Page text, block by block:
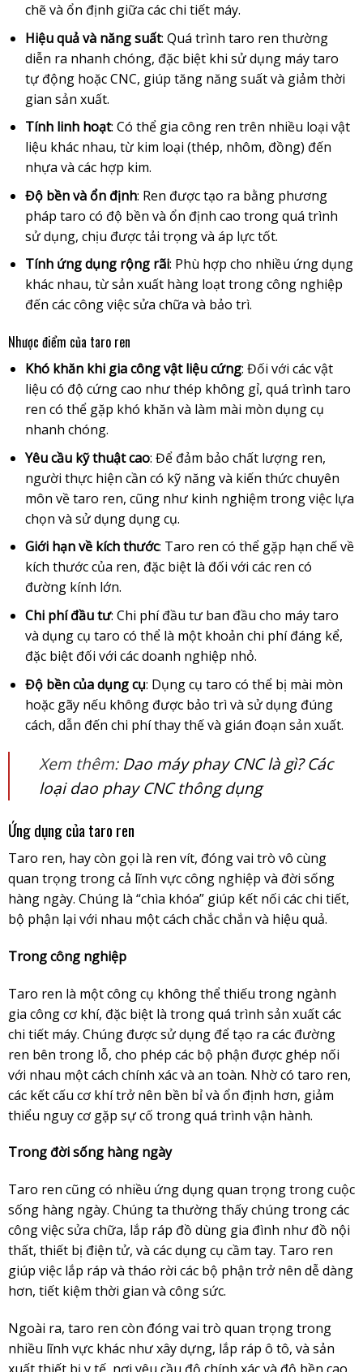
chẽ và ổn định giữa các chi tiết máy.
Hiệu quả và năng suất: Quá trình taro ren thường
diễn ra nhanh chóng, đặc biệt khi sử dụng máy taro
tự động hoặc CNC, giúp tăng năng suất và giảm thời
gian sản xuất.
Tính linh hoạt: Có thể gia công ren trên nhiều loại vật
liệu khác nhau, từ kim loại (thép, nhôm, đồng) đến
nhựa và các hợp kim.
Độ bền và ổn định: Ren được tạo ra bằng phương
pháp taro có độ bền và ổn định cao trong quá trình
sử dụng, chịu được tải trọng và áp lực tốt.
Tính ứng dụng rộng rãi: Phù hợp cho nhiều ứng dụng
khác nhau, từ sản xuất hàng loạt trong công nghiệp
đến các công việc sửa chữa và bảo trì.
Nhược điểm của taro ren
Khó khăn khi gia công vật liệu cứng: Đối với các vật
liệu có độ cứng cao như thép không gỉ, quá trình taro
ren có thể gặp khó khăn và làm mài mòn dụng cụ
nhanh chóng.
Yêu cầu kỹ thuật cao: Để đảm bảo chất lượng ren,
người thực hiện cần có kỹ năng và kiến thức chuyên
môn về taro ren, cũng như kinh nghiệm trong việc lựa
chọn và sử dụng dụng cụ.
Giới hạn về kích thước: Taro ren có thể gặp hạn chế về
kích thước của ren, đặc biệt là đối với các ren có
đường kính lớn.
Chi phí đầu tư: Chi phí đầu tư ban đầu cho máy taro
và dụng cụ taro có thể là một khoản chi phí đáng kể,
đặc biệt đối với các doanh nghiệp nhỏ.
Độ bền của dụng cụ: Dụng cụ taro có thể bị mài mòn
hoặc gãy nếu không được bảo trì và sử dụng đúng
cách, dẫn đến chi phí thay thế và gián đoạn sản xuất.
Xem thêm: Dao máy phay CNC là gì? Các
loại dao phay CNC thông dụng
Ứng dụng của taro ren
Taro ren, hay còn gọi là ren vít, đóng vai trò vô cùng
quan trọng trong cả lĩnh vực công nghiệp và đời sống
hàng ngày. Chúng là “chìa khóa” giúp kết nối các chi tiết,
bộ phận lại với nhau một cách chắc chắn và hiệu quả.
Trong công nghiệp
Taro ren là một công cụ không thể thiếu trong ngành
gia công cơ khí, đặc biệt là trong quá trình sản xuất các
chi tiết máy. Chúng được sử dụng để tạo ra các đường
ren bên trong lỗ, cho phép các bộ phận được ghép nối
với nhau một cách chính xác và an toàn. Nhờ có taro ren,
các kết cấu cơ khí trở nên bền bỉ và ổn định hơn, giảm
thiểu nguy cơ gặp sự cố trong quá trình vận hành.
Trong đời sống hàng ngày
Taro ren cũng có nhiều ứng dụng quan trọng trong cuộc
sống hàng ngày. Chúng ta thường thấy chúng trong các
công việc sửa chữa, lắp ráp đồ dùng gia đình như đồ nội
thất, thiết bị điện tử, và các dụng cụ cầm tay. Taro ren
giúp việc lắp ráp và tháo rời các bộ phận trở nên dễ dàng
hơn, tiết kiệm thời gian và công sức.
Ngoài ra, taro ren còn đóng vai trò quan trọng trong
nhiều lĩnh vực khác như xây dựng, lắp ráp ô tô, và sản